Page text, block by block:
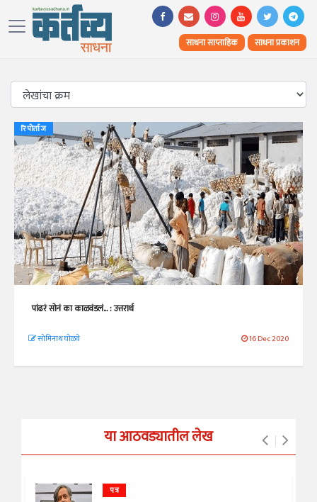
साधना साप्ताहिक साधना प्रकाशन
रिपोर्ताज
पांढरं सोनं का काळवंडलं... : उत्तरार्ध
सोमिनाथ घोळवे 16 Dec 2020
या आठवड्यातील लेख
पत्र